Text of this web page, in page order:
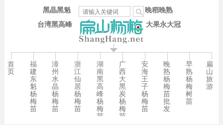
台湾黑高峰
晚稻晚熟
大果永大冠
黑晶黑魁
首
页
福
建
东
魁
杨
梅
苗
漳
州
水
晶
杨
梅
苗
浙
江
仙
居
杨
梅
苗
湖
南
黑
高
峰
杨
梅
苗
广
西
大
黑
炭
杨
梅
苗
安
海
王
子
杨
梅
苗
晚
熟
杨
梅
苗
批
发
早
熟
杨
梅
树
苗
扁
山
旅
游